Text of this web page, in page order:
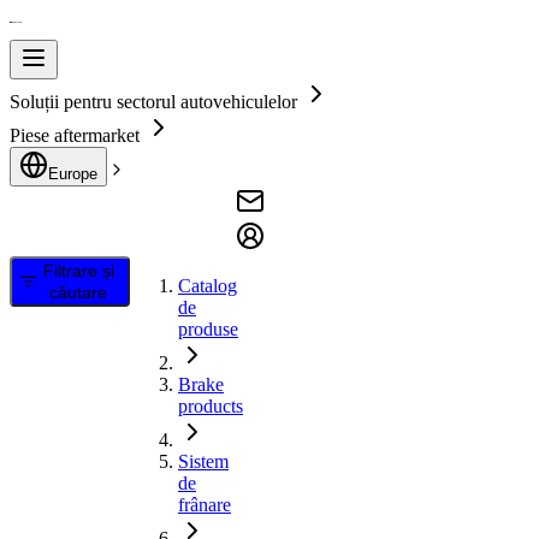
Soluții pentru sectorul autovehiculelor
Piese aftermarket
Europe
Filtrare și
căutare
Catalog
de
produse
Brake
products
Sistem
de
frânare